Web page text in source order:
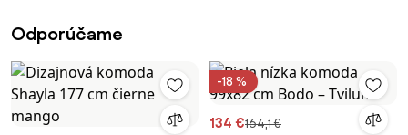
Odporúčame
-18 %
134 €164,1 €